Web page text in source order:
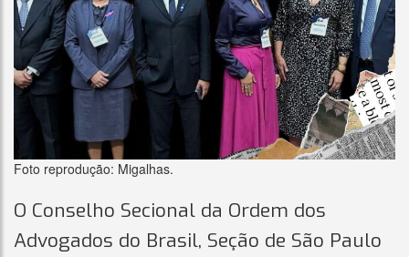
Foto reprodução: Migalhas.
O Conselho Secional da Ordem dos
Advogados do Brasil, Seção de São Paulo